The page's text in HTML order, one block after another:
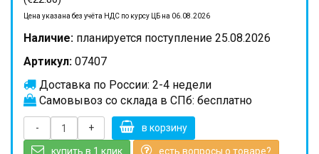
Цена указана без учёта НДС по курсу ЦБ на 06.08.2026
Наличие: планируется поступление 25.08.2026
Артикул: 07407
Доставка по России: 2-4 недели
Самовывоз со склада в СПб: бесплатно
- + в корзину
купить в 1 клик есть вопросы о товаре?